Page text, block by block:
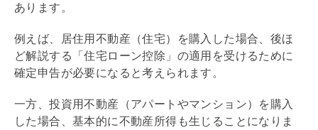
あります。
例えば、居住用不動産（住宅）を購入した場合、後ほ
ど解説する「住宅ローン控除」の適用を受けるために
確定申告が必要になると考えられます。
一方、投資用不動産（アパートやマンション）を購入
した場合、基本的に不動産所得も生じることになりま